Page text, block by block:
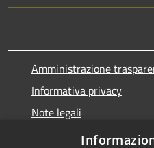
Amministrazione
Informativa privacy
Note legali
Dichiarazione di